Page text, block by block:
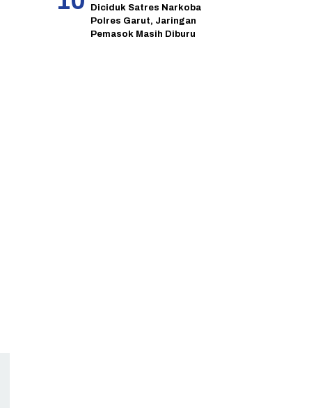
Diciduk Satres Narkoba
Polres Garut, Jaringan
Pemasok Masih Diburu